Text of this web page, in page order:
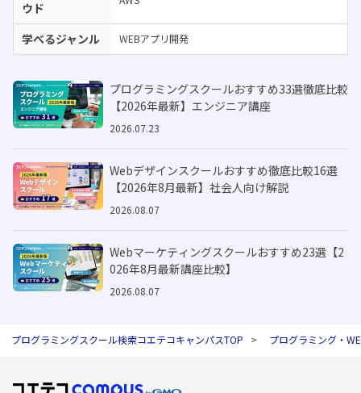
ウド
学べるジャンル WEBアプリ開発
プログラミングスクールおすすめ33選徹底比較
【2026年最新】エンジニア講座
2026.07.23
Webデザインスクールおすすめ徹底比較16選
【2026年8月最新】社会人向け解説
2026.08.07
Webマーケティングスクールおすすめ23選【2
026年8月最新講座比較】
2026.08.07
プログラミングスクール検索コエテコキャンパスTOP プログラミング・